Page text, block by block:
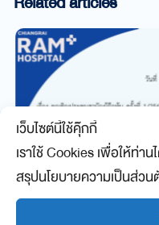
เว็บไซต์นี้ใช้คุ๊กกี้
เราใช้ Cookies เพื่อให้ท่า
สรุปนโยบายความเป็นส่วน
Related articles